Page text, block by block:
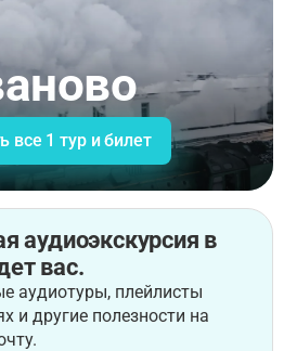
все 1 тур и билет
аудиоэкскурсия в
вас.
аудиотуры, плейлисты
и другие полезности на